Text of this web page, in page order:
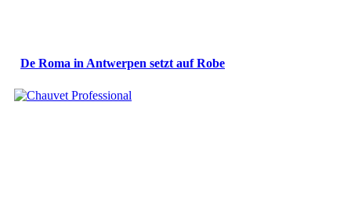
De Roma in Antwerpen setzt auf Robe